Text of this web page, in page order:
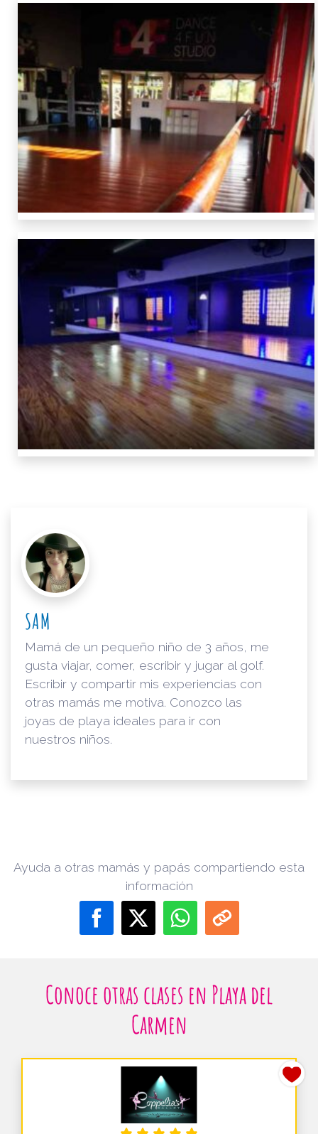
SAM
Mamá de un pequeño niño de 3 años, me
gusta viajar, comer, escribir y jugar al golf.
Escribir y compartir mis experiencias con
otras mamás me motiva. Conozco las
joyas de playa ideales para ir con
nuestros niños.
Ayuda a otras mamás y papás compartiendo esta
información
Conoce otras clases en Playa del
Carmen